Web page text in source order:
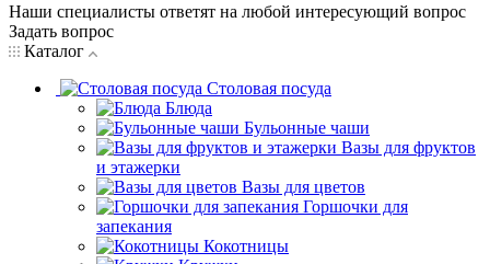
Наши специалисты ответят на любой интересующий вопрос
Задать вопрос
Каталог
Столовая посуда
Блюда
Бульонные чаши
Вазы для фруктов
и этажерки
Вазы для цветов
Горшочки для
запекания
Кокотницы